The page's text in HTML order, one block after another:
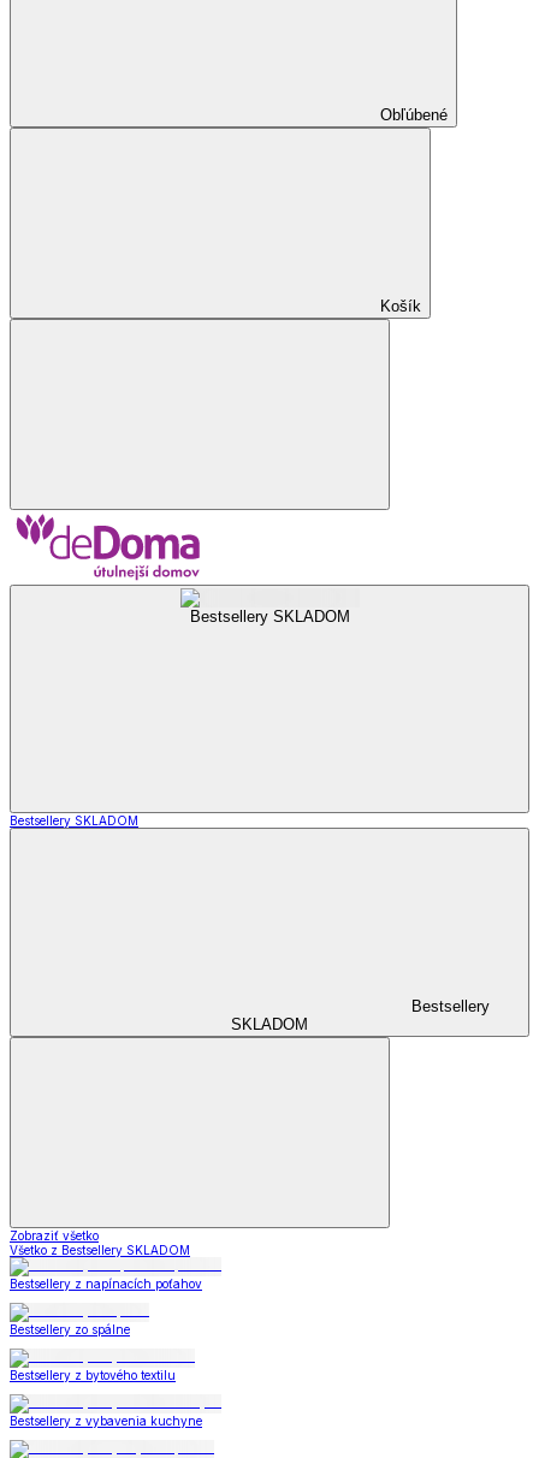
Obľúbené
Košík
Bestsellery SKLADOM
Bestsellery SKLADOM
Bestsellery
SKLADOM
Zobraziť všetko
Všetko z Bestsellery SKLADOM
Bestsellery z napínacích poťahov
Bestsellery zo spálne
Bestsellery z bytového textilu
Bestsellery z vybavenia kuchyne